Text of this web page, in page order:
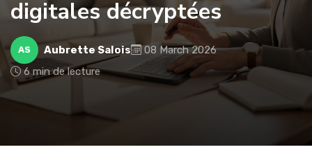
digitales décryptées
AS Aubrette Salois
08 March 2026
6 min de lecture